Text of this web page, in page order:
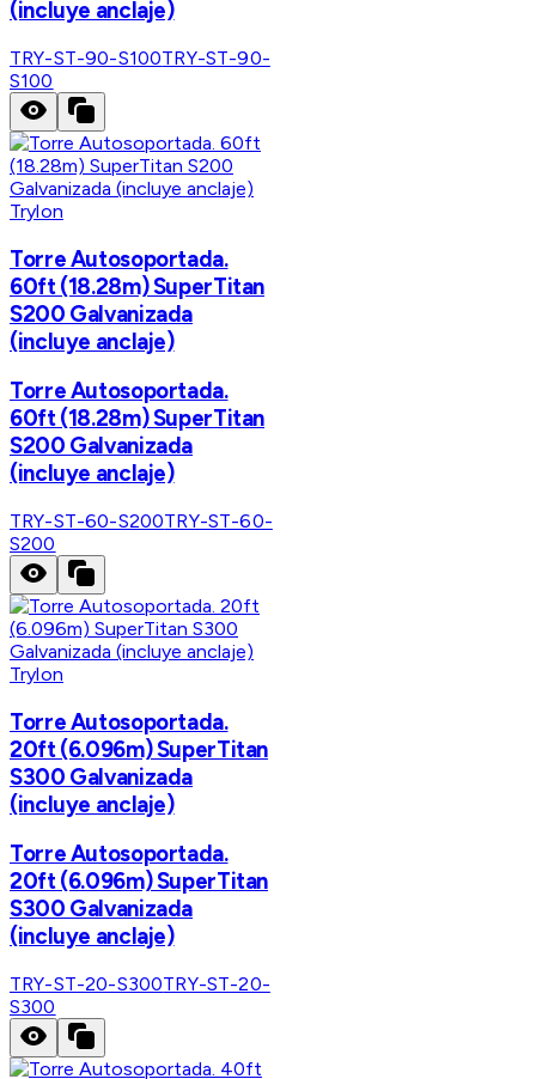
(incluye anclaje)
TRY-ST-90-S100TRY-ST-90-
S100
Trylon
Torre Autosoportada.
60ft (18.28m) SuperTitan
S200 Galvanizada
(incluye anclaje)
Torre Autosoportada.
60ft (18.28m) SuperTitan
S200 Galvanizada
(incluye anclaje)
TRY-ST-60-S200TRY-ST-60-
S200
Trylon
Torre Autosoportada.
20ft (6.096m) SuperTitan
S300 Galvanizada
(incluye anclaje)
Torre Autosoportada.
20ft (6.096m) SuperTitan
S300 Galvanizada
(incluye anclaje)
TRY-ST-20-S300TRY-ST-20-
S300